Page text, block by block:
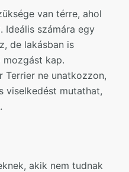
van térre, ahol
Ideális számára egy
de lakásban is
kap.
Terrier ne unatkozzon,
viselkedést mutathat,
akik nem tudnak